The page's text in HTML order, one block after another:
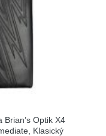
Brian’s Optik X4
Klasický